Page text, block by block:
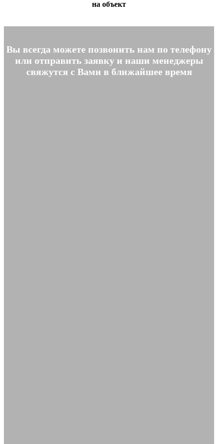
на объект
Вы всегда можете позвонить нам по телефону
или отправить заявку и наши менеджеры
свяжутся с Вами в ближайшее время